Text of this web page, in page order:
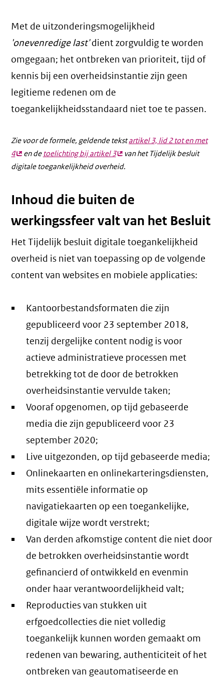
Met de uitzonderingsmogelijkheid
'onevenredige last'dient zorgvuldig te worden
omgegaan; het ontbreken van prioriteit, tijd of
kennis bij een overheidsinstantie zijn geen
legitieme redenen om de
toegankelijkheidsstandaard niet toe te passen.
Zie voor de formele, geldende tekstartikel 3, lid 2 tot en met
4(externe
link)
en de toelichting bij artikel 3(externe
link)
van het Tijdelijk besluit
digitale toegankelijkheid overheid.
Inhoud die buiten de
werkingssfeer valt van het Besluit
Het Tijdelijk besluit digitale toegankelijkheid
overheid is niet van toepassing op de volgende
content van websites en mobiele applicaties:
Kantoorbestandsformaten die zijn
gepubliceerd voor 23 september 2018,
tenzij dergelijke content nodig is voor
actieve administratieve processen met
betrekking tot de door de betrokken
overheidsinstantie vervulde taken;
Vooraf opgenomen, op tijd gebaseerde
media die zijn gepubliceerd voor 23
september 2020;
Live uitgezonden, op tijd gebaseerde media;
Onlinekaarten en onlinekarteringsdiensten,
mits essentiële informatie op
navigatiekaarten op een toegankelijke,
digitale wijze wordt verstrekt;
Van derden afkomstige content die niet door
de betrokken overheidsinstantie wordt
gefinancierd of ontwikkeld en evenmin
onder haar verantwoordelijkheid valt;
Reproducties van stukken uit
erfgoedcollecties die niet volledig
toegankelijk kunnen worden gemaakt om
redenen van bewaring, authenticiteit of het
ontbreken van geautomatiseerde en